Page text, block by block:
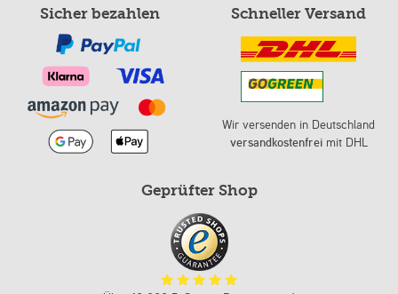
Sicher bezahlen Schneller Versand
Wir versenden in Deutschland
versandkostenfreimit DHL
Geprüfter Shop